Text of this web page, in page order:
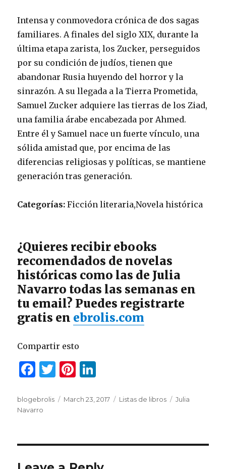
Intensa y conmovedora crónica de dos sagas
familiares. A finales del siglo XIX, durante la
última etapa zarista, los Zucker, perseguidos
por su condición de judíos, tienen que
abandonar Rusia huyendo del horror y la
sinrazón. A su llegada a la Tierra Prometida,
Samuel Zucker adquiere las tierras de los Ziad,
una familia árabe encabezada por Ahmed.
Entre él y Samuel nace un fuerte vínculo, una
sólida amistad que, por encima de las
diferencias religiosas y políticas, se mantiene
generación tras generación.
Categorías: Ficción literaria,Novela histórica
¿Quieres recibir ebooks
recomendados de novelas
históricas como las de Julia
Navarro todas las semanas en
tu email? Puedes registrarte
gratis en ebrolis.com
Compartir esto
F
c
e
o
T
it
Pi
te k
n
Author
blogebrolis
Posted
March 23, 2017 Categories
Listas de libros Tags
Julia
Navarro